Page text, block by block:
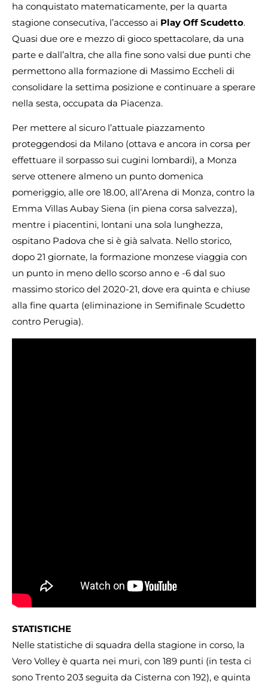
ha conquistato matematicamente, per la quarta
stagione consecutiva, l’accesso ai Play Off Scudetto.
Quasi due ore e mezzo di gioco spettacolare, da una
parte e dall’altra, che alla fine sono valsi due punti che
permettono alla formazione di Massimo Eccheli di
consolidare la settima posizione e continuare a sperare
nella sesta, occupata da Piacenza.
Per mettere al sicuro l’attuale piazzamento
proteggendosi da Milano (ottava e ancora in corsa per
effettuare il sorpasso sui cugini lombardi), a Monza
serve ottenere almeno un punto domenica
pomeriggio, alle ore 18.00, all’Arena di Monza, contro la
Emma Villas Aubay Siena (in piena corsa salvezza),
mentre i piacentini, lontani una sola lunghezza,
ospitano Padova che si è già salvata. Nello storico,
dopo 21 giornate, la formazione monzese viaggia con
un punto in meno dello scorso anno e -6 dal suo
massimo storico del 2020-21, dove era quinta e chiuse
alla fine quarta (eliminazione in Semifinale Scudetto
contro Perugia).
STATISTICHE
Nelle statistiche di squadra della stagione in corso, la
Vero Volley è quarta nei muri, con 189 punti (in testa ci
sono Trento 203 seguita da Cisterna con 192), e quinta